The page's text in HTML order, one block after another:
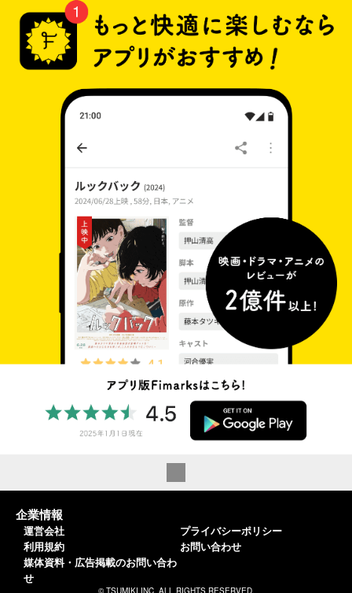
企業情報
運営会社
利用規約
媒体資料・広告掲載のお問い合わ
せ
プライバシーポリシー
お問い合わせ
© TSUMIKI INC. ALL RIGHTS RESERVED.